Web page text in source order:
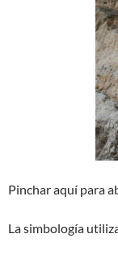
Pinchar aquí para
La simbología